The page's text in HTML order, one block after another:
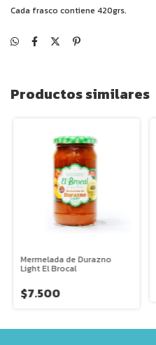
Cada frasco contiene 420grs.
Productos similares
Mermelada de Durazno
Light El Brocal
$7.500